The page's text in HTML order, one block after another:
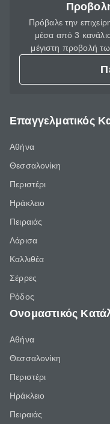
Πρόβαλε την
μέσα από 3
μέγιστη προβολή
Επαγγελματικός
Αθήνα
Θεσσαλονίκη
Περιστέρι
Ηράκλειο
Πειραιάς
Λάρισα
Καλλιθέα
Σέρρες
Ρόδος
Ονομαστικός
Αθήνα
Θεσσαλονίκη
Περιστέρι
Ηράκλειο
Πειραιάς